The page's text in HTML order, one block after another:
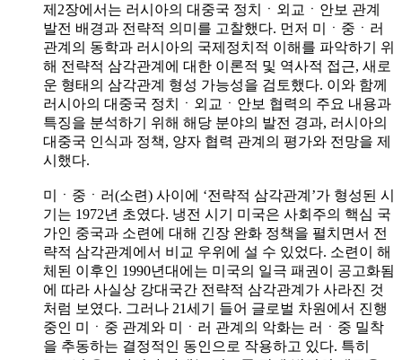
제2장에서는 러시아의 대중국 정치ㆍ외교ㆍ안보 관계
발전 배경과 전략적 의미를 고찰했다. 먼저 미ㆍ중ㆍ러
관계의 동학과 러시아의 국제정치적 이해를 파악하기 위
해 전략적 삼각관계에 대한 이론적 및 역사적 접근, 새로
운 형태의 삼각관계 형성 가능성을 검토했다. 이와 함께
러시아의 대중국 정치ㆍ외교ㆍ안보 협력의 주요 내용과
특징을 분석하기 위해 해당 분야의 발전 경과, 러시아의
대중국 인식과 정책, 양자 협력 관계의 평가와 전망을 제
시했다.
미ㆍ중ㆍ러(소련) 사이에 ‘전략적 삼각관계’가 형성된 시
기는 1972년 초였다. 냉전 시기 미국은 사회주의 핵심 국
가인 중국과 소련에 대해 긴장 완화 정책을 펼치면서 전
략적 삼각관계에서 비교 우위에 설 수 있었다. 소련이 해
체된 이후인 1990년대에는 미국의 일극 패권이 공고화됨
에 따라 사실상 강대국간 전략적 삼각관계가 사라진 것
처럼 보였다. 그러나 21세기 들어 글로벌 차원에서 진행
중인 미ㆍ중 관계와 미ㆍ러 관계의 악화는 러ㆍ중 밀착
을 추동하는 결정적인 동인으로 작용하고 있다. 특히